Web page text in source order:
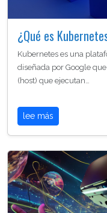
¿Qué es
Kubernetes es una
diseñada por Google
(host) que ejecutan…
lee más